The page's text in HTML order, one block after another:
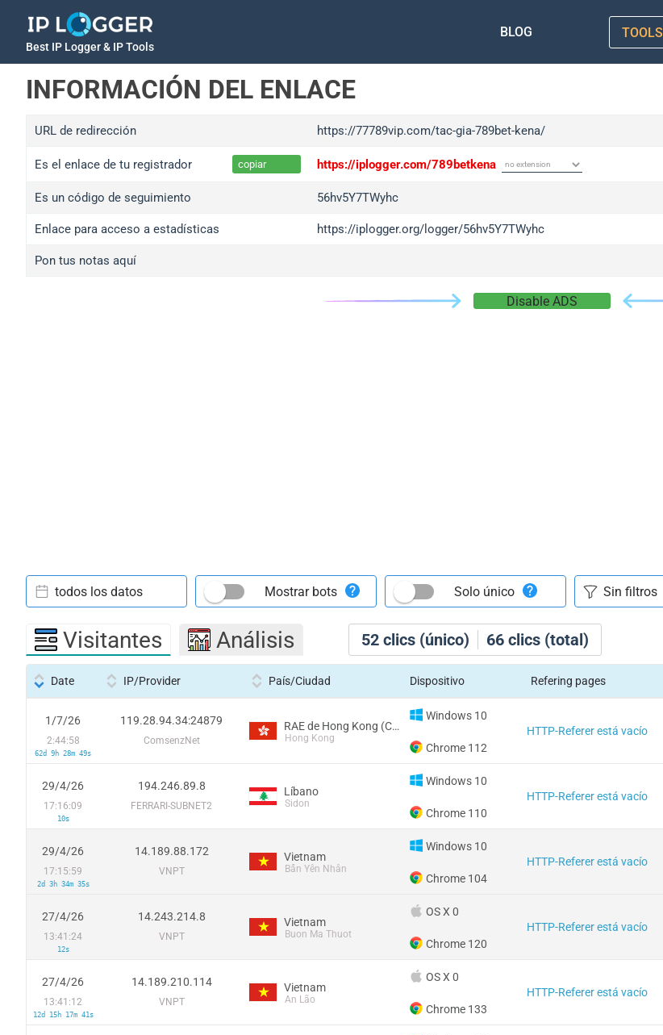
Best IP Logger & IP Tools
BLOG TOOLS
INFORMACIÓN DEL ENLACE
URL de redirección https://77789vip.com/tac-gia-789bet-kena/
Es el enlace de tu registrador copiar https://iplogger.com/789betkena
Es un código de seguimiento 56hv5Y7TWyhc
Enlace para acceso a estadísticas https://iplogger.org/logger/56hv5Y7TWyhc
Pon tus notas aquí
Disable ADS
52 clics (único) 66 clics (total)
todos los datos Mostrar bots Solo único
Visitantes Análisis
Date IP/Provider País/Ciudad Dispositivo Refering pages
1/7/26
2:44:58
62d 9h 28m 49s
119.28.94.34:24879
ComsenzNet
RAE de Hong Kong (China)
Hong Kong
Windows 10
Chrome 112
HTTP-Referer está vacío
29/4/26
17:16:09
10s
194.246.89.8
FERRARI-SUBNET2
Líbano
Sidon
Windows 10
Chrome 110
HTTP-Referer está vacío
29/4/26
17:15:59
2d 3h 34m 35s
14.189.88.172
VNPT
Vietnam
Bẩn Yên Nhân
Windows 10
Chrome 104
HTTP-Referer está vacío
27/4/26
13:41:24
12s
14.243.214.8
VNPT
Vietnam
Buon Ma Thuot
OS X 0
Chrome 120
HTTP-Referer está vacío
27/4/26
13:41:12
12d 15h 17m 41s
14.189.210.114
VNPT
Vietnam
An Lão
OS X 0
Chrome 133
HTTP-Referer está vacío